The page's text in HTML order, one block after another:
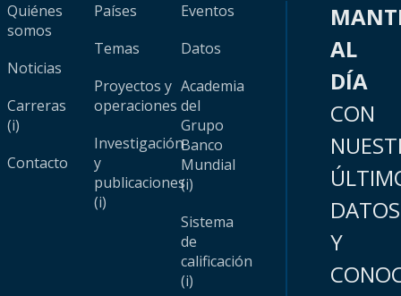
Quiénes
somos
Noticias
Carreras
(i)
Contacto
Países
Temas
Proyectos y
operaciones
Investigación
y
publicaciones
(i)
Eventos
Datos
Academia
del
Grupo
Banco
Mundial
(i)
Sistema
de
calificación
(i)
AL
DÍA
CON
DATOS
Y